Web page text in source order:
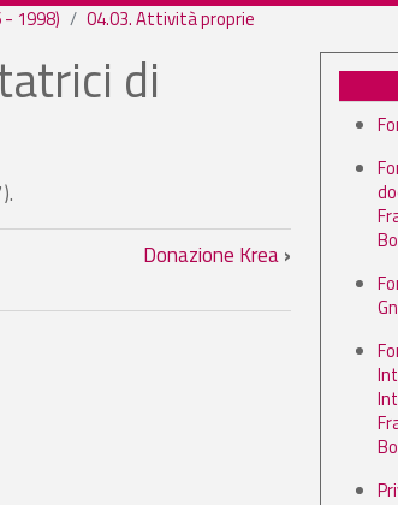
- 1998) 04.03. Attività proprie
di
per donne
Donazione Krea›